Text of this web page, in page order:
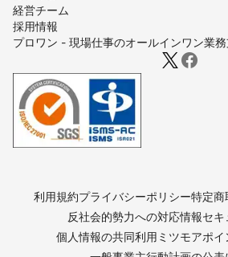
経営チーム
採用情報
プロワン - 現場仕事のオールインワン業
利用規約プライバシーポリシー特定商
反社会的勢力への対応情報セキ
個人情報の共同利用 ミツモアポ